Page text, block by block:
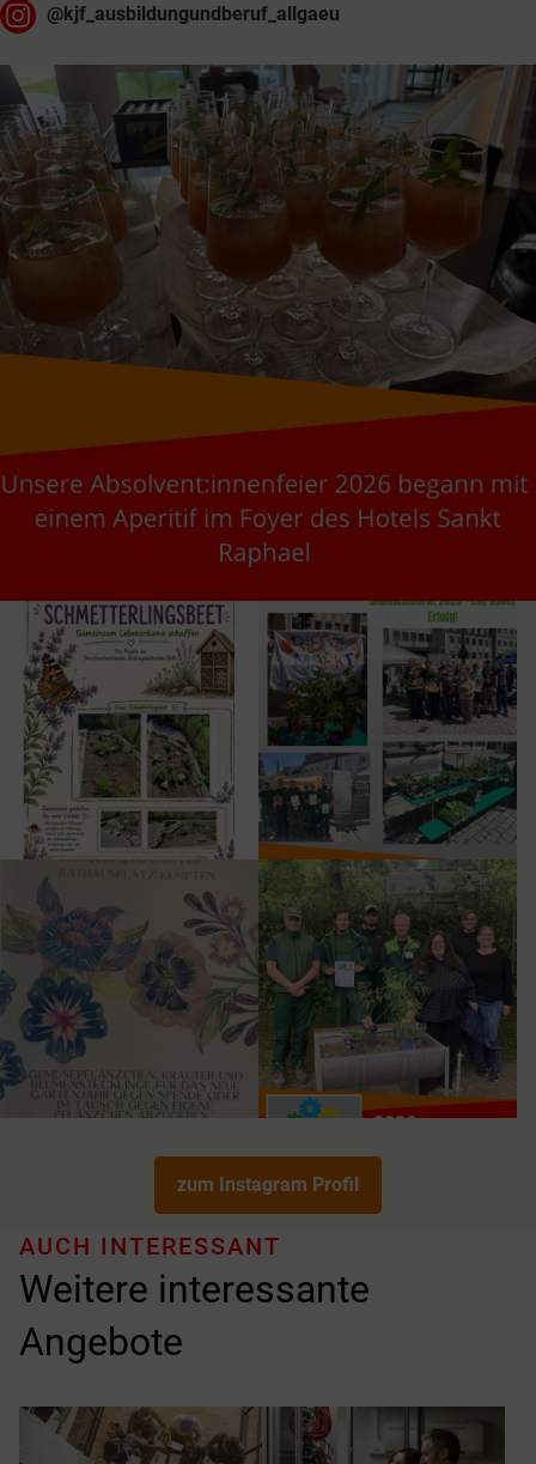
@kjf_ausbildungundberuf_allgaeu
zum Instagram Profil
Weitere interessante
Angebote
AUCH INTERESSANT